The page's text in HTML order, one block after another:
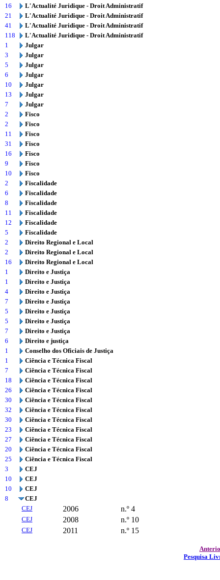
16
L'Actualité Juridique - Droit Administratif
21
L'Actualité Juridique - Droit Administratif
41
L'Actualité Juridique - Droit Administratif
118
L'Actualité Juridique - Droit Administratif
1
Julgar
3
Julgar
5
Julgar
6
Julgar
10
Julgar
13
Julgar
7
Julgar
2
Fisco
2
Fisco
11
Fisco
31
Fisco
16
Fisco
9
Fisco
10
Fisco
2
Fiscalidade
6
Fiscalidade
8
Fiscalidade
11
Fiscalidade
12
Fiscalidade
5
Fiscalidade
2
Direito Regional e Local
2
Direito Regional e Local
16
Direito Regional e Local
1
Direito e Justiça
1
Direito e Justiça
4
Direito e Justiça
7
Direito e Justiça
5
Direito e Justiça
5
Direito e Justiça
7
Direito e Justiça
6
Direito e justiça
1
Conselho dos Oficiais de Justiça
1
Ciência e Técnica Fiscal
7
Ciência e Técnica Fiscal
18
Ciência e Técnica Fiscal
26
Ciência e Técnica Fiscal
30
Ciência e Técnica Fiscal
32
Ciência e Técnica Fiscal
30
Ciência e Técnica Fiscal
23
Ciência e Técnica Fiscal
27
Ciência e Técnica Fiscal
20
Ciência e Técnica Fiscal
25
Ciência e Técnica Fiscal
3
CEJ
10
CEJ
10
CEJ
8
CEJ
CEJ
2006 n.º 4
CEJ 2008 n.º 10
CEJ 2011 n.º 15
Pesquisa